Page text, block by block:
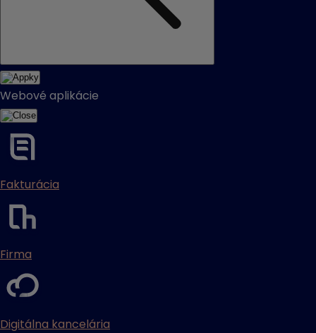
Webové aplikácie
Fakturácia
Firma
Digitálna kancelária